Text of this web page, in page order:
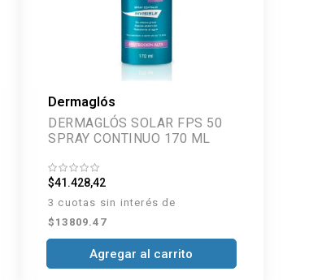
Dermaglós
DERMAGLÓS SOLAR FPS 50
SPRAY CONTINUO 170 ML
$41.428,42
3 cuotas sin interés de
$13809.47
Agregar al carrito